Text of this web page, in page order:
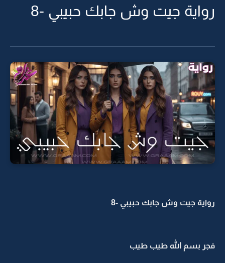
رواية جيت وش جابك حبيبي -8
رواية جيت وش جابك حبيبي -8
فجر بسم الله طيب طيب